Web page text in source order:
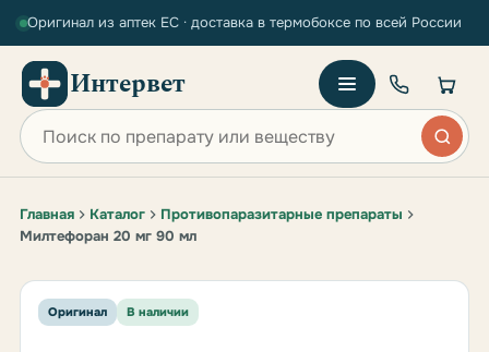
Оригинал из аптек ЕС · доставка в термобоксе по всей России
Интервет
Поиск по сайту
Главная Каталог
Противопаразитарные препараты
Милтефоран 20 мг 90 мл
Оригинал В наличии